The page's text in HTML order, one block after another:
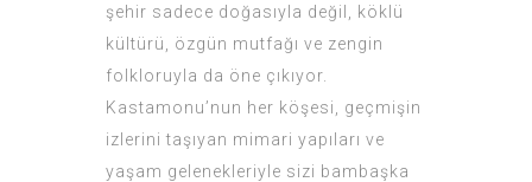
şehir sadece doğasıyla değil, köklü
kültürü, özgün mutfağı ve zengin
folkloruyla da öne çıkıyor.
Kastamonu’nun her köşesi, geçmişin
izlerini taşıyan mimari yapıları ve
yaşam gelenekleriyle sizi bambaşka